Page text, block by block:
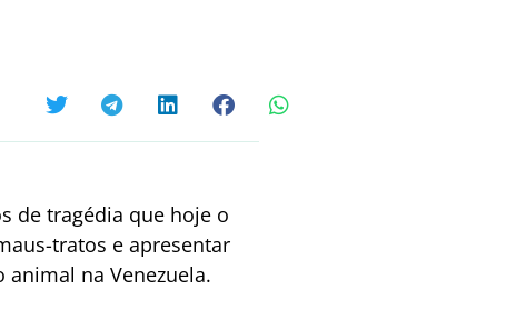
de tragédia que hoje o
tratos e apresentar
na Venezuela.